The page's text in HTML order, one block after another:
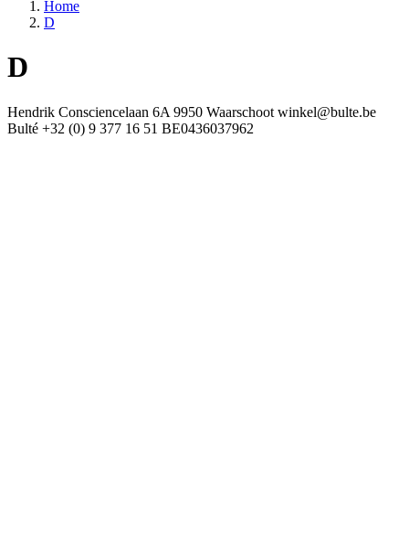
Home
D
D
Hendrik Consciencelaan 6A 9950 Waarschoot winkel@bulte.be
Bulté +32 (0) 9 377 16 51 BE0436037962